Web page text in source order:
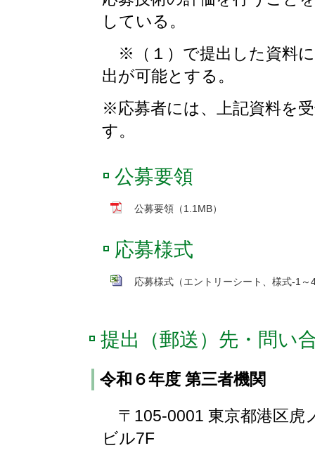
している。
※（１）で提出した資料に
出が可能とする。
※応募者には、上記資料を
す。
公募要領
公募要領（1.1MB）
応募様式
応募様式（エントリーシート、様式-1～
提出（郵送）先・問い
令和６年度 第三者機関
〒105-0001 東京都港区虎
ビル7F